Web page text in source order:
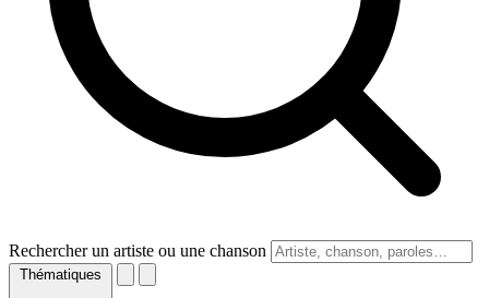
Rechercher un artiste ou une chanson
Thématiques